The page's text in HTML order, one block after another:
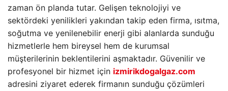
zaman ön planda tutar. Gelişen teknolojiyi ve
sektördeki yenilikleri yakından takip eden firma, ısıtma,
soğutma ve yenilenebilir enerji gibi alanlarda sunduğu
hizmetlerle hem bireysel hem de kurumsal
müşterilerinin beklentilerini aşmaktadır. Güvenilir ve
profesyonel bir hizmet için izmirikdogalgaz.com
adresini ziyaret ederek firmanın sunduğu çözümleri